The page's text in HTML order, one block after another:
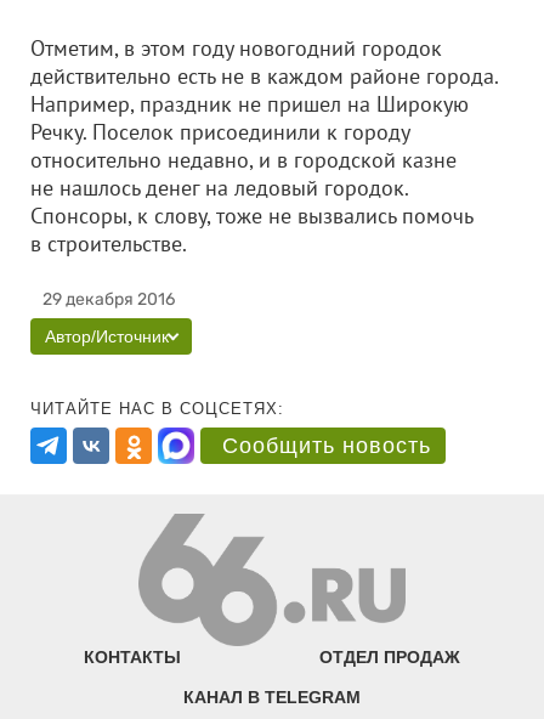
Отметим, в этом году новогодний городок
действительно есть не в каждом районе города.
Например, праздник не пришел на Широкую
Речку. Поселок присоединили к городу
относительно недавно, и в городской казне
не нашлось денег на ледовый городок.
Спонсоры, к слову, тоже не вызвались помочь
в строительстве.
29 декабря 2016
Автор/Источник
ЧИТАЙТЕ НАС В СОЦСЕТЯХ:
Сообщить новость
КОНТАКТЫ ОТДЕЛ ПРОДАЖ
КАНАЛ В TELEGRAM